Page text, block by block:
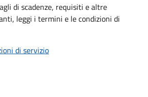
di scadenze, requisiti e altre
leggi i termini e le condizioni di
di servizio